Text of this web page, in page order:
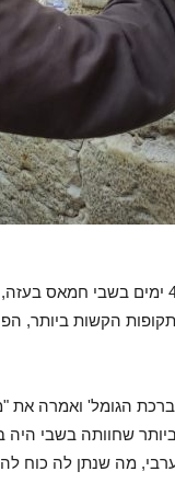
אמילי דמארי, ששוחררה לאחר 471
הקשות ביותר,
הגומל' ואמרה את
שחוותה בשבי היה
מה שנתן לה כוח